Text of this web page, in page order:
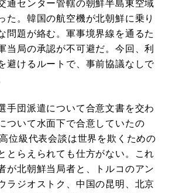
通センター管轄の朝鮮半島東空域
た。韓国の航空機が北朝鮮に乗り
問題が絡む。軍事境界線を通るた
当局の承認が不可避だ。今回、利
避けるルートで、事前協議なしで
手団派遣について合意文書を交わ
ついて水面下で合意していたの
位級代表会談は世界を欺くための
とらえられても仕方がない。これ
が北朝鮮当局者と、トルコのアン
ラジオストク、中国の昆明、北京